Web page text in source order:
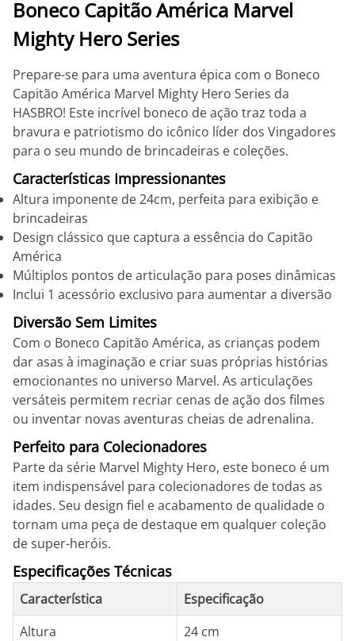
Boneco Capitão América Marvel
Mighty Hero Series
Prepare-se para uma aventura épica com o Boneco
Capitão América Marvel Mighty Hero Series da
HASBRO! Este incrível boneco de ação traz toda a
bravura e patriotismo do icônico líder dos Vingadores
para o seu mundo de brincadeiras e coleções.
Características Impressionantes
Altura imponente de 24cm, perfeita para exibição e
brincadeiras
Design clássico que captura a essência do Capitão
América
Múltiplos pontos de articulação para poses dinâmicas
Inclui 1 acessório exclusivo para aumentar a diversão
Diversão Sem Limites
Com o Boneco Capitão América, as crianças podem
dar asas à imaginação e criar suas próprias histórias
emocionantes no universo Marvel. As articulações
versáteis permitem recriar cenas de ação dos filmes
ou inventar novas aventuras cheias de adrenalina.
Perfeito para Colecionadores
Parte da série Marvel Mighty Hero, este boneco é um
item indispensável para colecionadores de todas as
idades. Seu design fiel e acabamento de qualidade o
tornam uma peça de destaque em qualquer coleção
de super-heróis.
Especificações Técnicas
Característica
Especificação
Altura
24 cm